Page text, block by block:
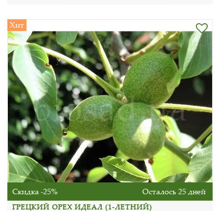
Хит
Скидка -25% Осталось 25 дней
ГРЕЦКИЙ ОРЕХ ИДЕАЛ (1-ЛЕТНИЙ)